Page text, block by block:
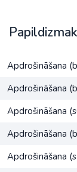
Apdrošināšana
Apdrošināšana
Apdrošināšana
Apdrošināšana
Apdrošināšana